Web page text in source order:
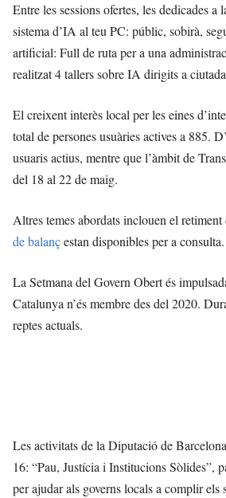
Entre les sessions ofertes, les dedicades
sistema d’IA al teu PC: públic, sobirà,
artificial: Full de ruta per a una
realitzat 4 tallers sobre IA dirigits a
El creixent interès local per les eines
total de persones usuàries actives a 885.
usuaris actius, mentre que l’àmbit de
del 18 al 22 de maig.
Altres temes abordats inclouen el
de balançestan disponibles per a consulta.
La Setmana del Govern Obert és
Catalunya n’és membre des del 2020.
reptes actuals.
Les activitats de la Diputació de
16: “Pau, Justícia i Institucions Sòlides”,
per ajudar als governs locals a complir els